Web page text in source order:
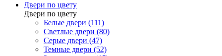
Двери по цвету
Двери по цвету
Белые двери (111)
Светлые двери (80)
Серые двери (47)
Темные двери (52)